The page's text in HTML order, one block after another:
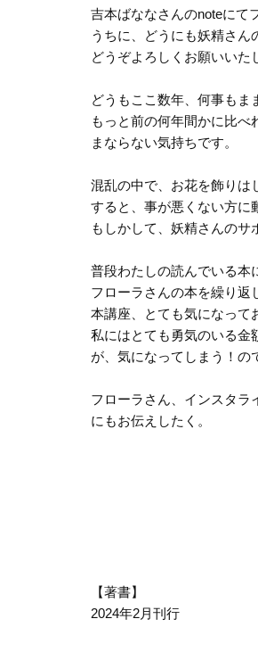
吉本ばななさんのnoteにて
うちに、どうにも妖精さん
どうぞよろしくお願いいた
どうもここ数年、何事もま
もっと前の何年間かに比べ
まならない気持ちです。
混乱の中で、お花を飾りは
すると、事が悪くない方に
もしかして、妖精さんのサ
普段わたしの読んでいる本
フローラさんの本を繰り返
本講座、とても気になって
私にはとても勇気のいる金
が、気になってしまう！の
フローラさん、インスタラ
にもお伝えしたく。
【著書】
2024年2月刊行